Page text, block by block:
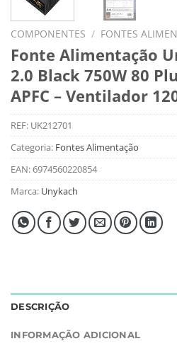
COMPONENTES / FONTES
Fonte Alimentação
2.0 Black 750W 80
APFC – Ventilador
REF: UK212701
Categoria: Fontes Alimentação
EAN:6974560220854
Marca: Unykach
DESCRIÇÃO
INFORMAÇÃO ADICIONAL